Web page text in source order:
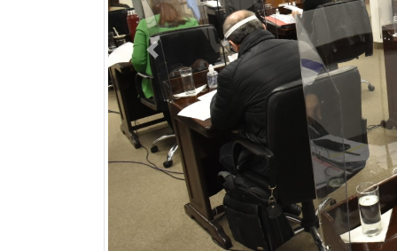
Previous